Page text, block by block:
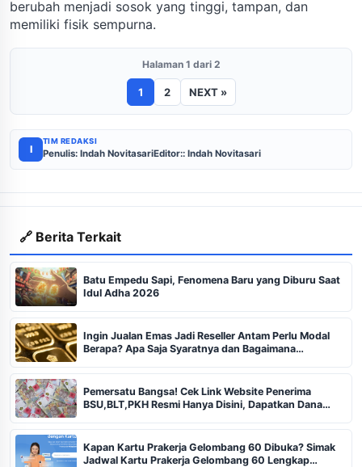
berubah menjadi sosok yang tinggi, tampan, dan
memiliki fisik sempurna.
Halaman 1 dari 2
1 2 NEXT »
I
TIM REDAKSI
Penulis: Indah NovitasariEditor:: Indah Novitasari
🔗 Berita Terkait
Batu Empedu Sapi, Fenomena Baru yang Diburu Saat
Idul Adha 2026
Ingin Jualan Emas Jadi Reseller Antam Perlu Modal
Berapa? Apa Saja Syaratnya dan Bagaimana
Pemersatu Bangsa! Cek Link Website Penerima
BSU,BLT,PKH Resmi Hanya Disini, Dapatkan Dana
Kapan Kartu Prakerja Gelombang 60 Dibuka? Simak
Jadwal Kartu Prakerja Gelombang 60 Lengkap